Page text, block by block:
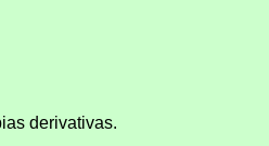
derivativas.